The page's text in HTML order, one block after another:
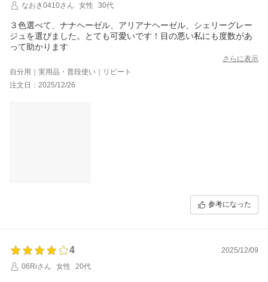
なおき0410さん
女性 30代
３色選べて、ナナヘーゼル、アリアナヘーゼル、シェリーグレー
ジュを選びました。とても可愛いです！目の悪い私にも度数があ
って助かります
さらに表示
自分用｜実用品・普段使い｜リピート
注文日：2025/12/26
参考になった
4
2025/12/09
06Riさん
女性 20代